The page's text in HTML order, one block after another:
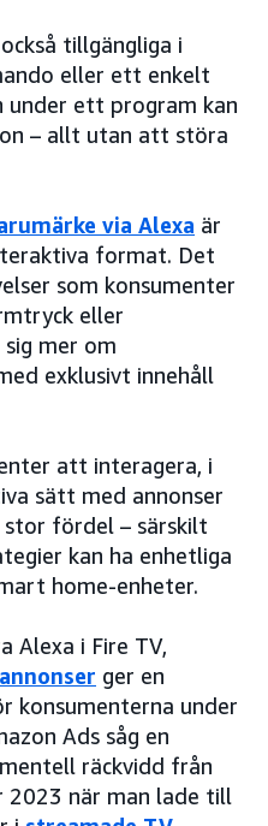
tillgängliga i
eller ett enkelt
ett program kan
– allt utan att störa
via Alexa är
format. Det
som konsumenter
eller
mer om
exklusivt innehåll
att interagera, i
sätt med annonser
stor fördel – särskilt
kan ha enhetliga
home-enheter.
Alexa i Fire TV,
ger en
konsumenterna under
Ads såg en
räckvidd från
2023 när man lade till